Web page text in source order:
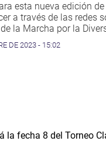
esta nueva edición
a través de las redes
la Marcha por la
DE 2023 - 15:02